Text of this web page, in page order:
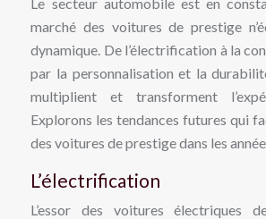
marché des voitures de prestige
dynamique. De l’électrification à la
par la personnalisation et la
multiplient et transforment
Explorons les tendances futures qui
des voitures de prestige dans les
L’électrification
L’essor des voitures électriques